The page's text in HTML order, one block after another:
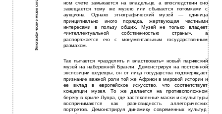
Этнографические музеи сегодня ном счете замыкается на владельце, а впоследствии оно
завещается тому же музею или сбывается потомками с
аукциона. Однако этнографический музей — единица
принципиально иного порядка, жертвующая частными
интересами в пользу общих. Музей не только владеет
«интеллектуальной собственностью страны», а
распоряжается ею с монументальным государственным
размахом.
Так пытается «разделять и властвовать» новый парижский
музей на набережной Бранли. Демонстрируя на постоянной
экспозиции шедевры, он от лица государства подтверждает
признание важной роли той же Африки в мировой истории и
ее вклад в европейское искусство, что соответствует
концепции музея. То же делается на противоположном
берегу в крыле Лувра, где застекленные маски и скульптуры
воспринимаются как разновидность аллегорических
портретов. Демонстрируя динамику современных культур,